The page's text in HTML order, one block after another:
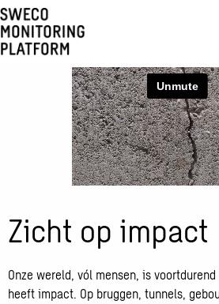
Zicht op impact
Onze wereld, vól mensen, is
heeft impact. Op bruggen, tunnels,